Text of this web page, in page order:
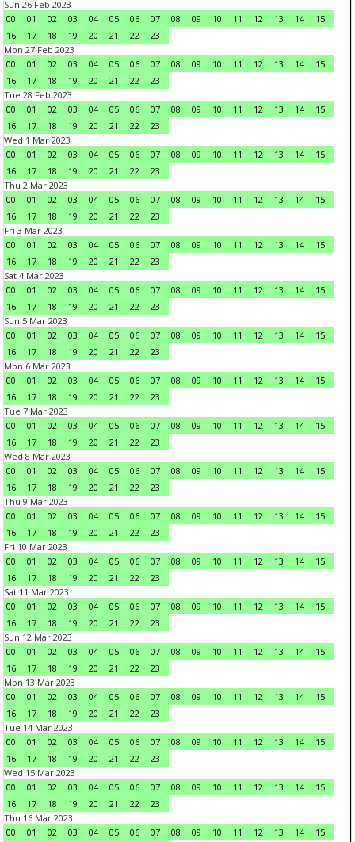
Sun 26 Feb 2023
00
01 02 03 04 05 06 07 08 09 10 11 12 13 14
15
16
17 18 19 20 21 22
23
Mon 27 Feb 2023
00
01 02 03 04 05 06 07 08 09 10 11 12 13 14
15
16
17 18 19 20 21 22
23
Tue 28 Feb 2023
00
01 02 03 04 05 06 07 08 09 10 11 12 13 14
15
16
17 18 19 20 21 22
23
Wed 1 Mar 2023
00
01 02 03 04 05 06 07 08 09 10 11 12 13 14
15
16
17 18 19 20 21 22
23
Thu 2 Mar 2023
00
01 02 03 04 05 06 07 08 09 10 11 12 13 14
15
16
17 18 19 20 21 22
23
Fri 3 Mar 2023
00
01 02 03 04 05 06 07 08 09 10 11 12 13 14
15
16
17 18 19 20 21 22
23
Sat 4 Mar 2023
00
01 02 03 04 05 06 07 08 09 10 11 12 13 14
15
16
17 18 19 20 21 22
23
Sun 5 Mar 2023
00
01 02 03 04 05 06 07 08 09 10 11 12 13 14
15
16
17 18 19 20 21 22
23
Mon 6 Mar 2023
00
01 02 03 04 05 06 07 08 09 10 11 12 13 14
15
16
17 18 19 20 21 22
23
Tue 7 Mar 2023
00
01 02 03 04 05 06 07 08 09 10 11 12 13 14
15
16
17 18 19 20 21 22
23
Wed 8 Mar 2023
00
01 02 03 04 05 06 07 08 09 10 11 12 13 14
15
16
17 18 19 20 21 22
23
Thu 9 Mar 2023
00
01 02 03 04 05 06 07 08 09 10 11 12 13 14
15
16
17 18 19 20 21 22
23
Fri 10 Mar 2023
00
01 02 03 04 05 06 07 08 09 10 11 12 13 14
15
16
17 18 19 20 21 22
23
Sat 11 Mar 2023
00
01 02 03 04 05 06 07 08 09 10 11 12 13 14
15
16
17 18 19 20 21 22
23
Sun 12 Mar 2023
00
01 02 03 04 05 06 07 08 09 10 11 12 13 14
15
16
17 18 19 20 21 22
23
Mon 13 Mar 2023
00
01 02 03 04 05 06 07 08 09 10 11 12 13 14
15
16
17 18 19 20 21 22
23
Tue 14 Mar 2023
00
01 02 03 04 05 06 07 08 09 10 11 12 13 14
15
16
17 18 19 20 21 22
23
Wed 15 Mar 2023
00
01 02 03 04 05 06 07 08 09 10 11 12 13 14
15
16
17 18 19 20 21 22
23
Thu 16 Mar 2023
00
01 02 03 04 05 06 07 08 09 10 11 12 13 14 15